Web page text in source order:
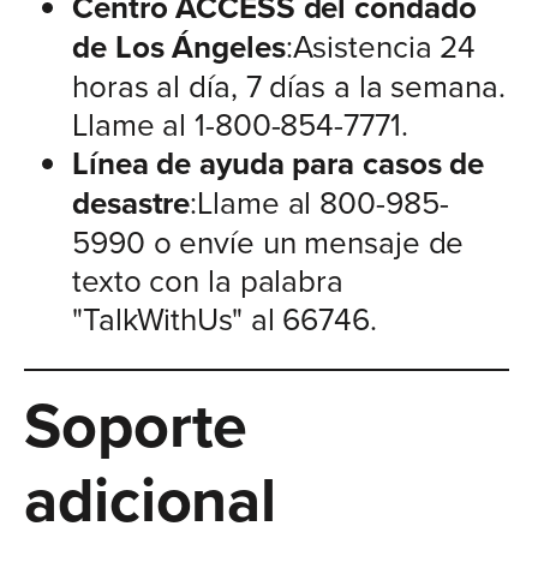
de Los Ángeles:Asistencia 24
horas al día, 7 días a la semana.
Llame al 1-800-854-7771.
Línea de ayuda para casos de
desastre:Llame al 800-985-
5990 o envíe un mensaje de
texto con la palabra
"TalkWithUs" al 66746.
Soporte
adicional